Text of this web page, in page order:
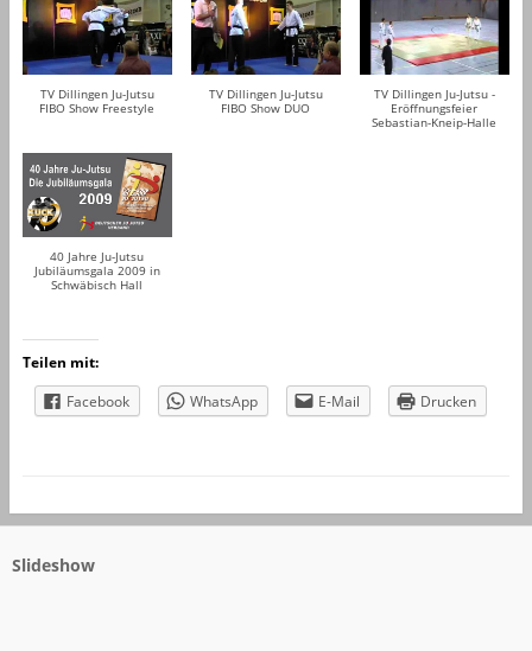
TV Dillingen Ju-Jutsu
FIBO Show Freestyle
TV Dillingen Ju-Jutsu
FIBO Show DUO
TV Dillingen Ju-Jutsu -
Eröffnungsfeier
Sebastian-Kneip-Halle
40 Jahre Ju-Jutsu
Jubiläumsgala 2009 in
Schwäbisch Hall
Teilen mit:
Facebook
WhatsApp E-Mail Drucken
Slideshow